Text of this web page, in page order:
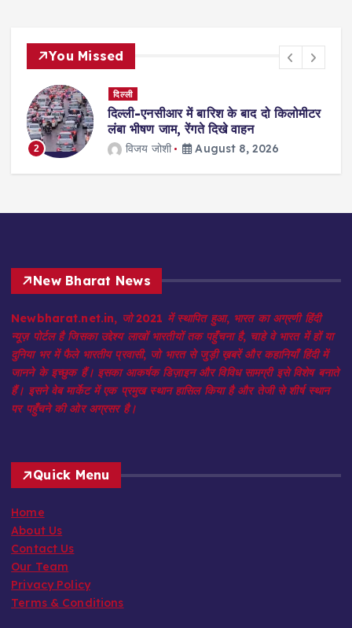
You Missed
2
दिल्ली
दिल्ली-एनसीआर में बारिश के बाद दो किलोमीटर
लंबा भीषण जाम, रेंगते दिखे वाहन
विजय जोशी August 8, 2026
New Bharat News
Newbharat.net.in, जो 2021 में स्थापित हुआ, भारत का अग्रणी हिंदी
न्यूज़ पोर्टल है जिसका उद्देश्य लाखों भारतीयों तक पहुँचना है, चाहे वे भारत में हों या
दुनिया भर में फैले भारतीय प्रवासी, जो भारत से जुड़ी ख़बरें और कहानियाँ हिंदी में
जानने के इच्छुक हैं। इसका आकर्षक डिज़ाइन और विविध सामग्री इसे विशेष बनाते
हैं। इसने वेब मार्केट में एक प्रमुख स्थान हासिल किया है और तेजी से शीर्ष स्थान
पर पहुँचने की ओर अग्रसर है।
Quick Menu
Home
About Us
Contact Us
Our Team
Privacy Policy
Terms & Conditions